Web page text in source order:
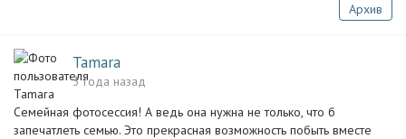
Архив
Tamara
3 года назад
Семейная фотосессия! А ведь она нужна не только, что б
запечатлеть семью. Это прекрасная возможность побыть вместе